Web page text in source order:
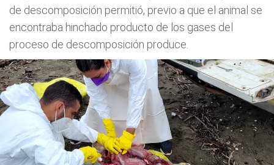
de descomposición permitió, previo a que el animal se
encontraba hinchado producto de los gases del
proceso de descomposición produce.